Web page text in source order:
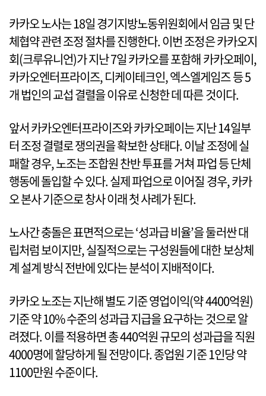
카카오 노사는 18일 경기지방노동위원회에서 임금 및 단
체협약 관련 조정 절차를 진행한다. 이번 조정은 카카오지
회(크루유니언)가 지난 7일 카카오를 포함해 카카오페이,
카카오엔터프라이즈, 디케이테크인, 엑스엘게임즈 등 5
개 법인의 교섭 결렬을 이유로 신청한 데 따른 것이다.
앞서 카카오엔터프라이즈와 카카오페이는 지난 14일부
터 조정 결렬로 쟁의권을 확보한 상태다. 이날 조정에 실
패할 경우, 노조는 조합원 찬반 투표를 거쳐 파업 등 단체
행동에 돌입할 수 있다. 실제 파업으로 이어질 경우, 카카
오 본사 기준으로 창사 이래 첫 사례가 된다.
노사간 충돌은 표면적으로는 ‘성과급 비율’을 둘러싼 대
립처럼 보이지만, 실질적으로는 구성원들에 대한 보상체
계 설계 방식 전반에 있다는 분석이 지배적이다.
카카오 노조는 지난해 별도 기준 영업이익(약 4400억원)
기준 약 10% 수준의 성과급 지급을 요구하는 것으로 알
려졌다. 이를 적용하면 총 440억원 규모의 성과급을 직원
4000명에 할당하게 될 전망이다. 종업원 기준 1인당 약
1100만원 수준이다.